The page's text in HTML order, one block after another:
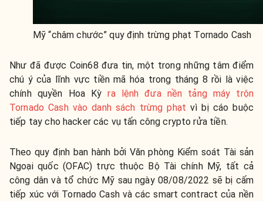
Mỹ “châm chước” quy định trừng phạt Tornado Cash
Như đã được Coin68 đưa tin, một trong những tâm điểm
chú ý của lĩnh vực tiền mã hóa trong tháng 8 rồi là việc
chính quyền Hoa Kỳra lệnh đưa nền tảng máy trộn
Tornado Cash vào danh sách trừng phạt vì bị cáo buộc
tiếp tay cho hacker các vụ tấn công crypto rửa tiền.
Theo quy định ban hành bởi Văn phòng Kiểm soát Tài sản
Ngoại quốc (OFAC) trực thuộc Bộ Tài chính Mỹ, tất cả
công dân và tổ chức Mỹ sau ngày 08/08/2022 sẽ bị cấm
tiếp xúc với Tornado Cash và các smart contract của nền